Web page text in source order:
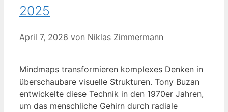
2025
April 7, 2026 von Niklas Zimmermann
Mindmaps transformieren komplexes Denken in
überschaubare visuelle Strukturen. Tony Buzan
entwickelte diese Technik in den 1970er Jahren,
um das menschliche Gehirn durch radiale